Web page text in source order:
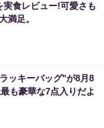
実食レビュー!可愛さも
満足。
ッキーバッグ"が8月8
も豪華な7点入りだよ